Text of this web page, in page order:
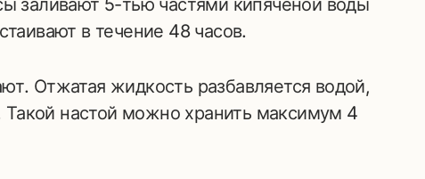
заливают 5-тью частями кипяченой воды
в течение 48 часов.
Отжатая жидкость разбавляется водой,
Такой настой можно хранить максимум 4